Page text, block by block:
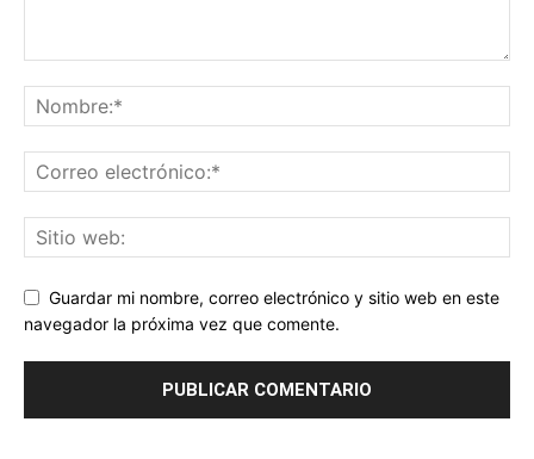
Guardar mi nombre, correo electrónico y sitio web en este
navegador la próxima vez que comente.